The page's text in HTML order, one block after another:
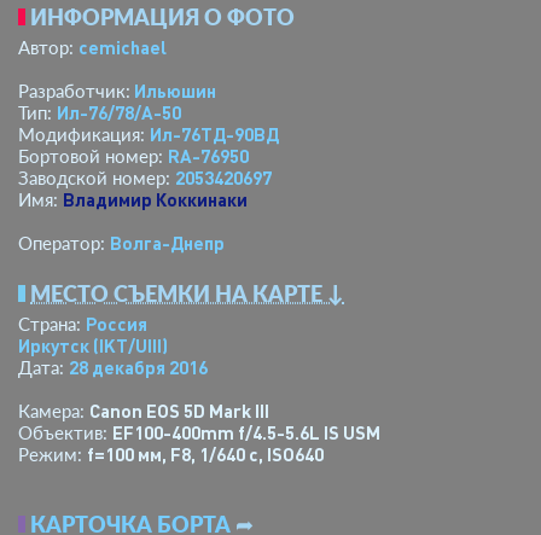
ИНФОРМАЦИЯ О ФОТО
Автор: cemichael
Разработчик: Ильюшин
Тип: Ил-76/78/А-50
Модификация: Ил-76ТД-90ВД
Бортовой номер: RA-76950
Заводской номер: 2053420697
Имя: Владимир Коккинаки
Оператор: Волга-Днепр
МЕСТО СЪЕМКИ НА КАРТЕ ↓
Страна: Россия
Иркутск (IKT/UIII)
Дата: 28 декабря 2016
Камера: Canon EOS 5D Mark III
Объектив: EF100-400mm f/4.5-5.6L IS USM
Режим: f=100 мм, F8, 1/640 с, ISO640
КАРТОЧКА БОРТА ➦